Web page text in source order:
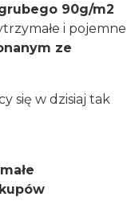
90g/m2
i pojemne
ze
się w dzisiaj tak